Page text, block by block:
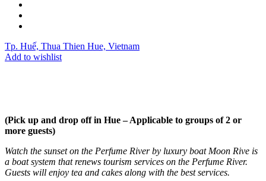
Tp. Huế, Thua Thien Hue, Vietnam
Add to wishlist
(Pick up and drop off in Hue – Applicable to groups of 2 or
more guests)
Watch the sunset on the Perfume River by luxury boat Moon Rive is
a boat system that renews tourism services on the Perfume River.
Guests will enjoy tea and cakes along with the best services.